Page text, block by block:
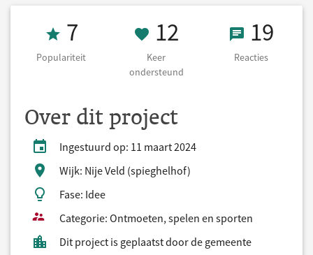
Populariteit 7
7
Populariteit
12 Keer
12
Keer
ondersteund
1919
Reacties
Over dit project
Ingestuurd op: 11 maart 2024
Wijk: Nije Veld (spieghelhof)
Fase: Idee
Categorie: Ontmoeten, spelen en sporten
Dit project is geplaatst door de gemeente